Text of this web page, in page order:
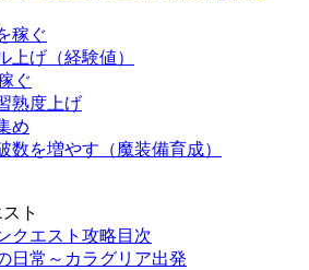
稼ぐ
上げ（経験値）
ぐ
熟度上げ
め
数を増やす（魔装備育成）
ト
クエスト攻略目次
日常～カラグリア出発